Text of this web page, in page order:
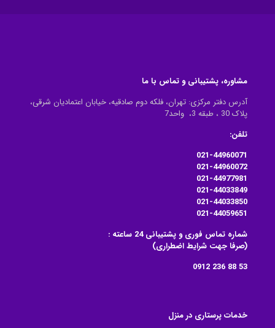
مشاوره، پشتیبانی و تماس با ما
آدرس دفتر مرکزی: تهران، فلکه دوم صادقیه، خیابان اعتمادیان شرقی،
پلاک 30 ، طبقه 3، واحد7
تلفن:
021-44960071
021-44960072
021-44977981
021-44033849
021-44033850
021-44059651
شماره تماس فوری و پشتیبانی 24 ساعته :
(صرفا جهت شرایط اضطراری)
53 88 236 0912
خدمات پرستاری در منزل